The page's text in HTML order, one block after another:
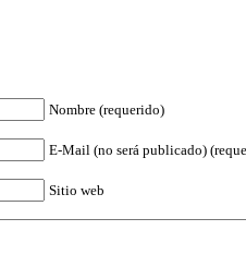
Nombre (requerido)
E-Mail (no será publicado)
Sitio web